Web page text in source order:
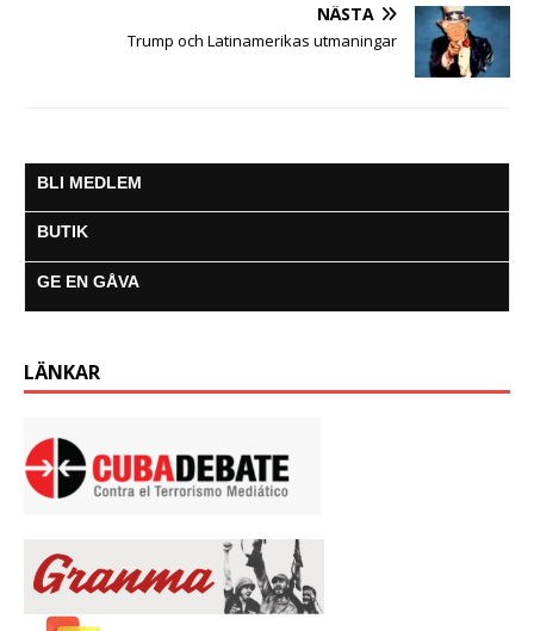
NÄSTA
Trump och Latinamerikas utmaningar
BLI MEDLEM
BUTIK
GE EN GÅVA
LÄNKAR